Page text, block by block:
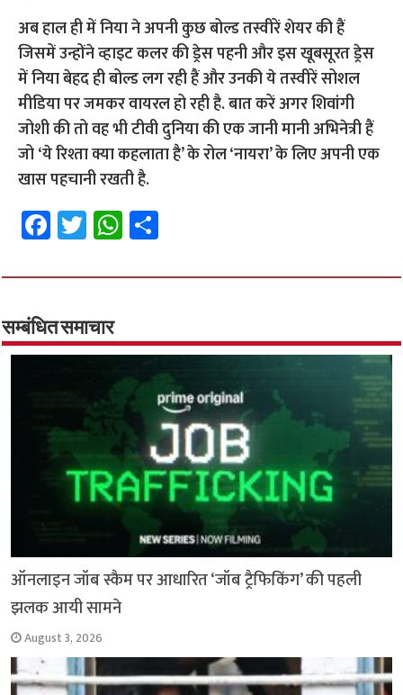
अब हाल ही में निया ने अपनी कुछ बोल्ड तस्वीरें शेयर की हैं
जिसमें उन्होंने व्हाइट कलर की ड्रेस पहनी और इस खूबसूरत ड्रेस
में निया बेहद ही बोल्ड लग रही हैं और उनकी ये तस्वीरें सोशल
मीडिया पर जमकर वायरल हो रही है. बात करें अगर शिवांगी
जोशी की तो वह भी टीवी दुनिया की एक जानी मानी अभिनेत्री हैं
जो ‘ये रिश्ता क्या कहलाता है’ के रोल ‘नायरा’ के लिए अपनी एक
खास पहचानी रखती है.
Fa
ce
b
o
o
k
T
wi
tt
er
W
h
at
p
p
ar
सम्बंधित समाचार
ऑनलाइन जॉब स्कैम पर आधारित ‘जॉब ट्रैफिकिंग’ की पहली
झलक आयी सामने
August 3, 2026